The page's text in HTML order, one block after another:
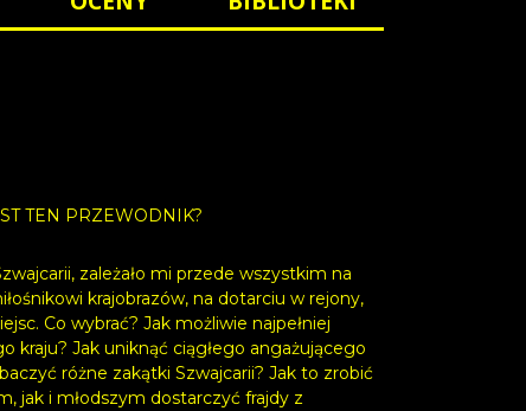
TEN PRZEWODNIK?
zależało mi przede wszystkim na
krajobrazów, na dotarciu w rejony,
Co wybrać? Jak możliwie najpełniej
kraju? Jak uniknąć ciągłego angażującego
różne zakątki Szwajcarii? Jak to zrobić
jak i młodszym dostarczyć frajdy z